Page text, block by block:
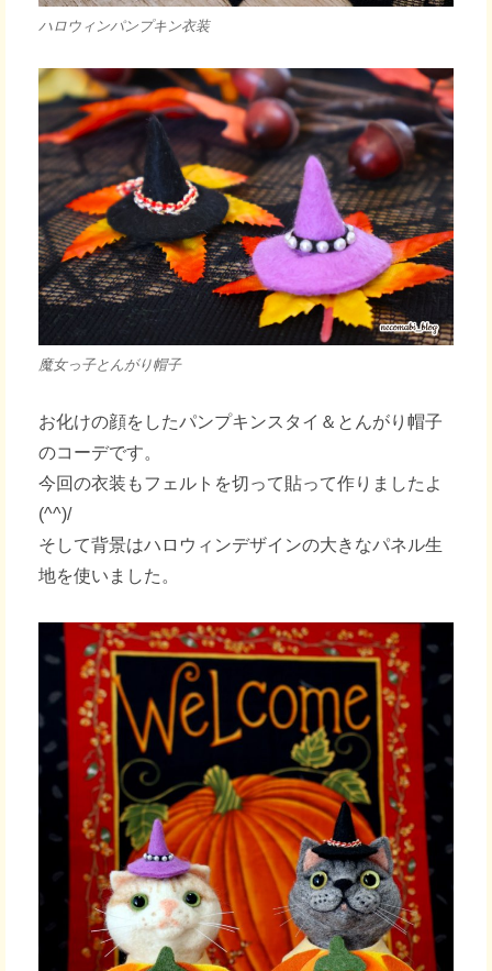
ハロウィンパンプキン衣装
魔女っ子とんがり帽子
お化けの顔をしたパンプキンスタイ＆とんがり帽子
のコーデです。
今回の衣装もフェルトを切って貼って作りましたよ
(^^)/
そして背景はハロウィンデザインの大きなパネル生
地を使いました。